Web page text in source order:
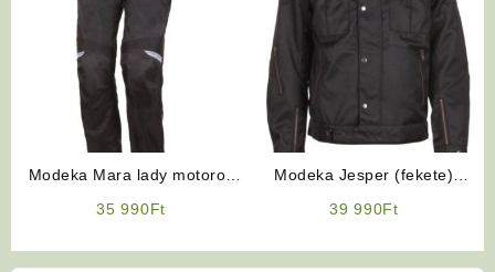
Modeka Mara lady motoros
35 990Ft
Modeka Jesper (fekete)
39 990Ft